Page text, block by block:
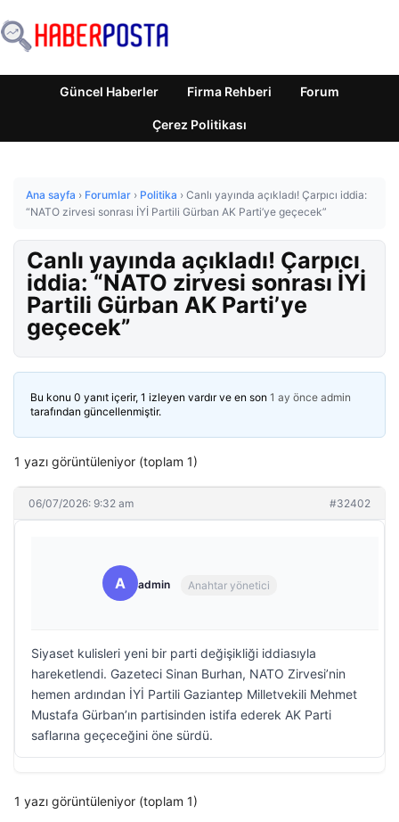
Güncel Haberler Firma Rehberi Forum
Çerez Politikası
Ana sayfa › Forumlar › Politika › Canlı yayında açıkladı! Çarpıcı iddia:
“NATO zirvesi sonrası İYİ Partili Gürban AK Parti’ye geçecek”
Canlı yayında açıkladı! Çarpıcı
iddia: “NATO zirvesi sonrası İYİ
Partili Gürban AK Parti’ye
geçecek”
Bu konu 0 yanıt içerir, 1 izleyen vardır ve en son 1 ay önce admin
tarafından güncellenmiştir.
1 yazı görüntüleniyor (toplam 1)
06/07/2026: 9:32 am #32402
A admin Anahtar yönetici
Siyaset kulisleri yeni bir parti değişikliği iddiasıyla
hareketlendi. Gazeteci Sinan Burhan, NATO Zirvesi’nin
hemen ardından İYİ Partili Gaziantep Milletvekili Mehmet
Mustafa Gürban’ın partisinden istifa ederek AK Parti
saflarına geçeceğini öne sürdü.
1 yazı görüntüleniyor (toplam 1)